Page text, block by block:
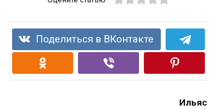
Поделиться в ВКонтакте
Ильяс